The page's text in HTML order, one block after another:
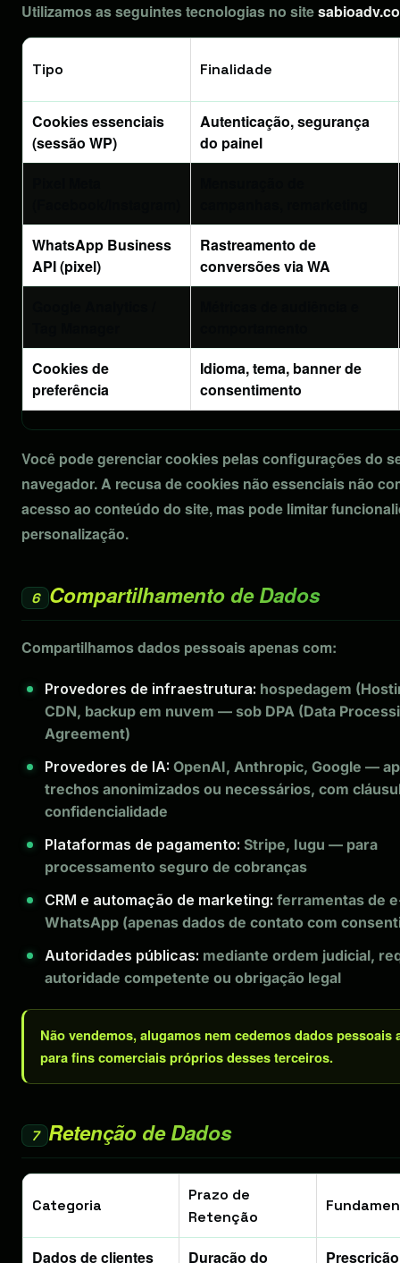
Utilizamos as seguintes tecnologias no site
Tipo Finalidade
Cookies essenciais
(sessão WP)
Autenticação, segurança
do painel
WhatsApp Business
API (pixel)
Rastreamento de
conversões via WA
Cookies de
preferência
Idioma, tema, banner de
consentimento
Você pode gerenciar cookies pelas configurações do
navegador. A recusa de cookies não essenciais não
acesso ao conteúdo do site, mas pode limitar
personalização.
6 Compartilhamento de Dados
Compartilhamos dados pessoais apenas com:
Provedores de infraestrutura: hospedagem
CDN, backup em nuvem — sob DPA (Data
Agreement)
Provedores de IA: OpenAI, Anthropic, Google —
trechos anonimizados ou necessários, com
confidencialidade
Plataformas de pagamento: Stripe, Iugu — para
processamento seguro de cobranças
CRM e automação de marketing: ferramentas de
WhatsApp (apenas dados de contato com
Autoridades públicas: mediante ordem judicial,
autoridade competente ou obrigação legal
Não vendemos, alugamos nem cedemos dados pessoais
para fins comerciais próprios desses terceiros.
7 Retenção de Dados
Categoria
Prazo de
Retenção
Dados de clientes Duração do